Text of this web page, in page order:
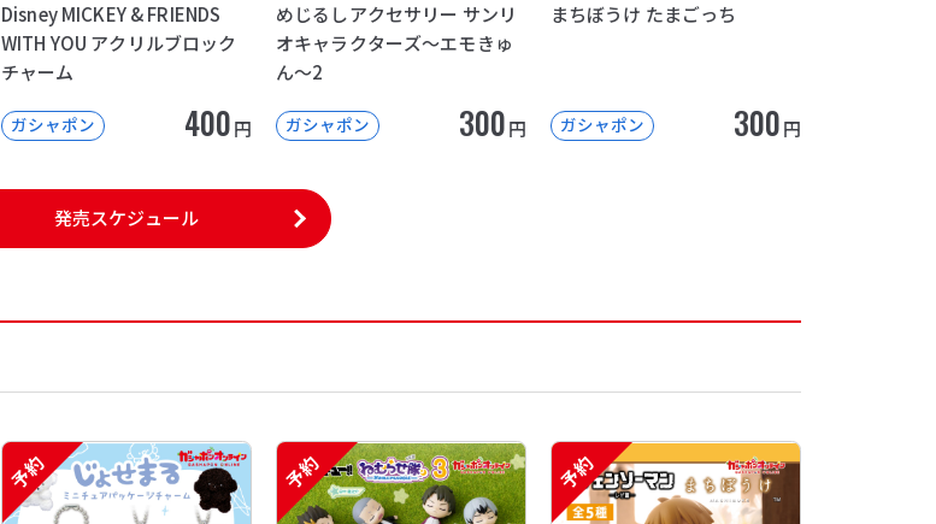
Disney MICKEY & FRIENDS
WITH YOU アクリルブロック
チャーム
ガシャポン 400円
めじるしアクセサリー サンリ
オキャラクターズ～エモきゅ
ん～2
ガシャポン 300円
まちぼうけ たまごっち
ガシャポン 300円
発売スケジュール
予約 予約 予約